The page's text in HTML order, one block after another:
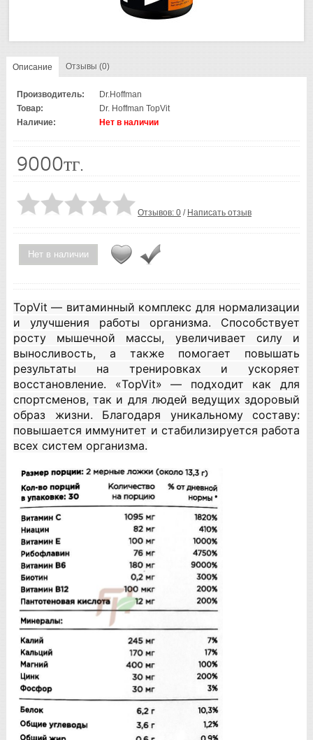
Описание Отзывы (0)
Производитель:
Dr.Hoffman
Товар:
Dr. Hoffman TopVit
Наличие:
Нет в наличии
9000тг.
Отзывов: 0 / Написать отзыв
Нет в наличии
TopVit — витаминный комплекс для нормализации
и улучшения работы организма. Способствует
росту мышечной массы, увеличивает силу и
выносливость, а также помогает повышать
результаты на тренировках и ускоряет
восстановление. «TopVit» — подходит как для
спортсменов, так и для людей ведущих здоровый
образ жизни. Благодаря уникальному составу:
повышается иммунитет и стабилизируется работа
всех систем организма.